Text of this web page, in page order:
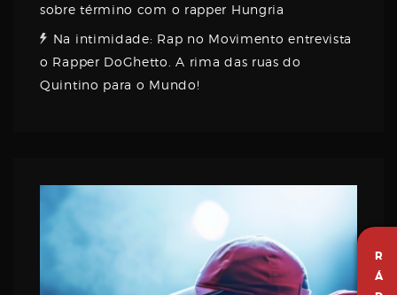
R
Á
sobre término com o rapper Hungria
Na intimidade: Rap no Movimento entrevista
o Rapper DoGhetto. A rima das ruas do
Quintino para o Mundo!